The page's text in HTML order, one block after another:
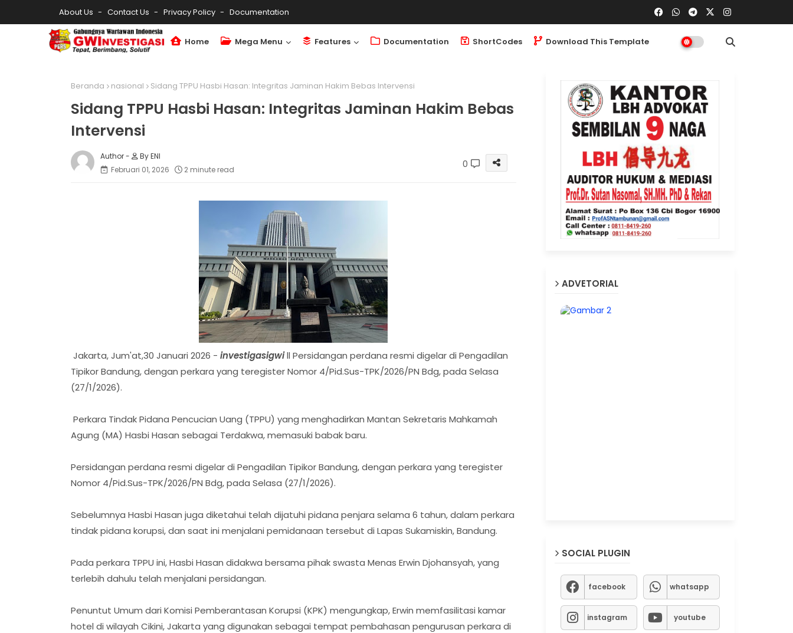
About Us Contact Us Privacy Policy Documentation
Home Mega Menu Features Documentation ShortCodes Download This Template
Beranda nasional Sidang TPPU Hasbi Hasan: Integritas Jaminan Hakim Bebas Intervensi
Sidang TPPU Hasbi Hasan: Integritas Jaminan Hakim Bebas
Intervensi
By ENI
Februari 01, 2026
2 minute read 0
Jakarta, Jum'at,30 Januari 2026 - investigasigwill Persidangan perdana resmi digelar di Pengadilan
Tipikor Bandung, dengan perkara yang teregister Nomor 4/Pid.Sus-TPK/2026/PN Bdg, pada Selasa
(27/1/2026).
Perkara Tindak Pidana Pencucian Uang (TPPU) yang menghadirkan Mantan Sekretaris Mahkamah
Agung (MA) Hasbi Hasan sebagai Terdakwa, memasuki babak baru.
Persidangan perdana resmi digelar di Pengadilan Tipikor Bandung, dengan perkara yang teregister
Nomor 4/Pid.Sus-TPK/2026/PN Bdg, pada Selasa (27/1/2026).
Sebelumnya Hasbi Hasan juga diketahui telah dijatuhi pidana penjara selama 6 tahun, dalam perkara
tindak pidana korupsi, dan saat ini menjalani pemidanaan tersebut di Lapas Sukamiskin, Bandung.
Pada perkara TPPU ini, Hasbi Hasan didakwa bersama pihak swasta Menas Erwin Djohansyah, yang
terlebih dahulu telah menjalani persidangan.
Penuntut Umum dari Komisi Pemberantasan Korupsi (KPK) mengungkap, Erwin memfasilitasi kamar
hotel di wilayah Cikini, Jakarta yang digunakan sebagai tempat pembahasan pengurusan perkara di
ADVETORIAL
SOCIAL PLUGIN
facebook whatsapp
instagram youtube